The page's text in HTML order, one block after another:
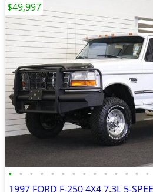
• • • • • • • • • • • • • •
$49,997